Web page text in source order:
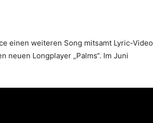
einen weiteren Song mitsamt Lyric-Video
neuen Longplayer „Palms“. Im Juni